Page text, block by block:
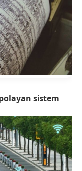
sistem